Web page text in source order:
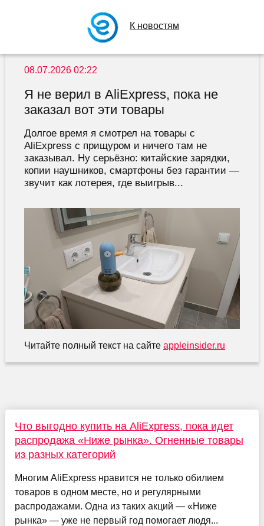
К новостям
08.07.2026 02:22
Я не верил в AliExpress, пока не
заказал вот эти товары
Долгое время я смотрел на товары с
AliExpress с прищуром и ничего там не
заказывал. Ну серьёзно: китайские зарядки,
копии наушников, смартфоны без гарантии —
звучит как лотерея, где выигрыв...
Читайте полный текст на сайте appleinsider.ru
Что выгодно купить на AliExpress, пока идет
распродажа «Ниже рынка». Огненные товары
из разных категорий
Многим AliExpress нравится не только обилием
товаров в одном месте, но и регулярными
распродажами. Одна из таких акций — «Ниже
рынка» — уже не первый год помогает людя...